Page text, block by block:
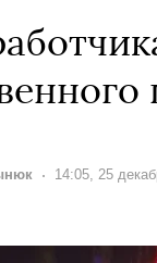
Дата:
14:05, 25